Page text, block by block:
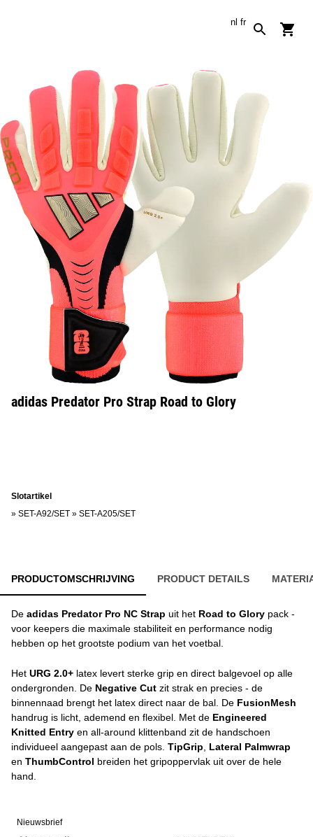
nl fr
adidas Predator Pro Strap Road to Glory
Slotartikel
» SET-A92/SET » SET-A205/SET
PRODUCTOMSCHRIJVING PRODUCT DETAILS
De adidas Predator Pro NC Strap uit het Road to Glory pack -
voor keepers die maximale stabiliteit en performance nodig
hebben op het grootste podium van het voetbal.
Het URG 2.0+ latex levert sterke grip en direct balgevoel op alle
ondergronden. De Negative Cut zit strak en precies - de
binnennaad brengt het latex direct naar de bal. De FusionMesh
handrug is licht, ademend en flexibel. Met de Engineered
Knitted Entry en all-around klittenband zit de handschoen
individueel aangepast aan de pols. TipGrip
Lateral Palmwrap
en ThumbControl breiden het gripoppervlak uit over de hele
hand.
Nieuwsbrief